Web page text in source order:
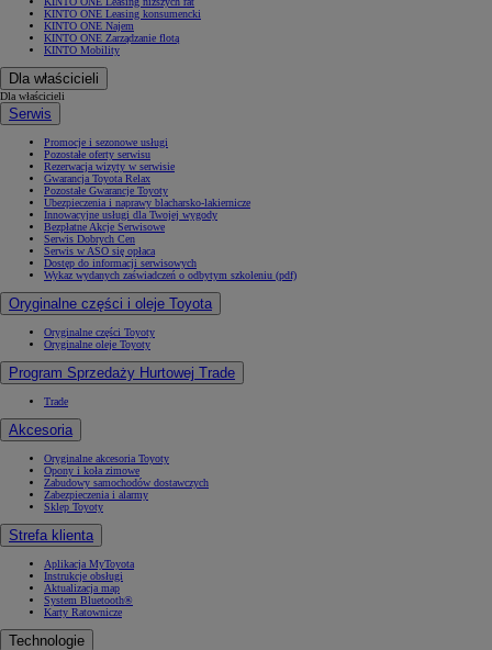
KINTO ONE Leasing konsumencki
KINTO ONE Najem
KINTO ONE Zarządzanie flotą
KINTO Mobility
Dla właścicieli
Dla właścicieli
Serwis
Promocje i sezonowe usługi
Pozostałe oferty serwisu
Rezerwacja wizyty w serwisie
Gwarancja Toyota Relax
Pozostałe Gwarancje Toyoty
Ubezpieczenia i naprawy blacharsko-lakiernicze
Innowacyjne usługi dla Twojej wygody
Bezpłatne Akcje Serwisowe
Serwis Dobrych Cen
Serwis w ASO się opłaca
Dostęp do informacji serwisowych
Wykaz wydanych zaświadczeń o odbytym szkoleniu (pdf)
Oryginalne części i oleje Toyota
Oryginalne części Toyoty
Oryginalne oleje Toyoty
Program Sprzedaży Hurtowej Trade
Trade
Akcesoria
Oryginalne akcesoria Toyoty
Opony i koła zimowe
Zabudowy samochodów dostawczych
Zabezpieczenia i alarmy
Sklep Toyoty
Strefa klienta
Aplikacja MyToyota
Instrukcje obsługi
Aktualizacja map
System Bluetooth®
Karty Ratownicze
Technologie